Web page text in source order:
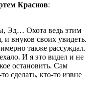
Краснов:
Эд… Охота ведь этим
и внуков своих увидеть.
также рассуждал.
И я это видел и не
остановить. Сам
сделать, кто-то извне